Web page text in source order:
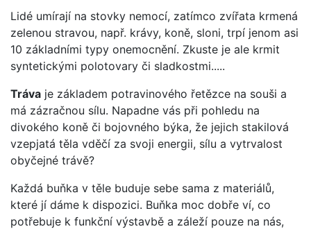
Lidé umírají na stovky nemocí, zatímco zvířata krmená
zelenou stravou, např. krávy, koně, sloni, trpí jenom asi
10 základními typy onemocnění. Zkuste je ale krmit
syntetickými polotovary či sladkostmi.....
Tráva je základem potravinového řetězce na souši a
má zázračnou sílu. Napadne vás při pohledu na
divokého koně či bojovného býka, že jejich stakilová
vzepjatá těla vděčí za svoji energii, sílu a vytrvalost
obyčejné trávě?
Každá buňka v těle buduje sebe sama z materiálů,
které jí dáme k dispozici. Buňka moc dobře ví, co
potřebuje k funkční výstavbě a záleží pouze na nás,